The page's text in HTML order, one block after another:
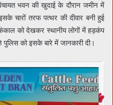
भवन की खुदाई के दौरान जमीन में
चारों तरफ पत्थर की दीवार बनी हुई
को देखकर स्थानीय लोगों में हड़कंप
को इसके बारे में जानकारी दी।